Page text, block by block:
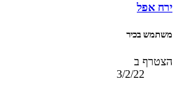
ירח אפל
משתמש בכיר
הצטרף ב
3/2/22